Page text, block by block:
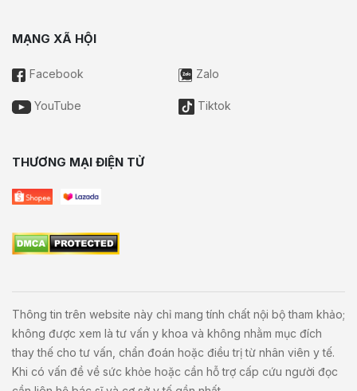
MẠNG XÃ HỘI
Facebook Zalo
YouTube Tiktok
THƯƠNG MẠI ĐIỆN TỬ
Thông tin trên website này chỉ mang tính chất nội bộ tham khảo;
không được xem là tư vấn y khoa và không nhằm mục đích
thay thế cho tư vấn, chẩn đoán hoặc điều trị từ nhân viên y tế.
Khi có vấn đề về sức khỏe hoặc cần hỗ trợ cấp cứu người đọc